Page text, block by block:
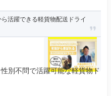
活躍できる軽貨物配送ドライ
別不問で活躍可能な軽貨物ド